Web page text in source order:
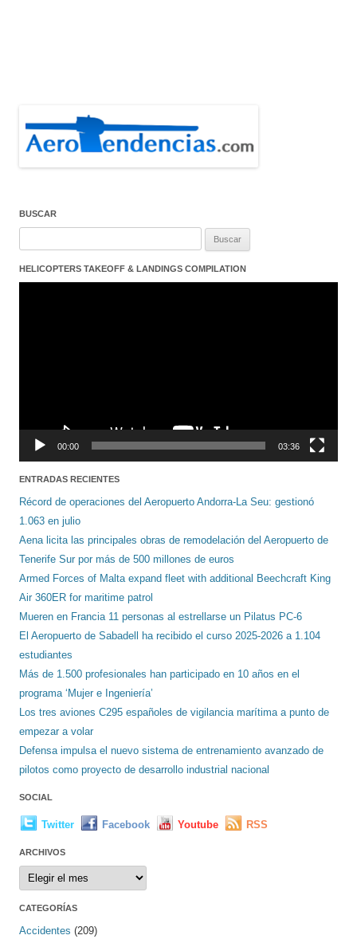
BUSCAR
HELICOPTERS TAKEOFF & LANDINGS COMPILATION
00:00 03:36
ENTRADAS RECIENTES
Récord de operaciones del Aeropuerto Andorra-La Seu: gestionó
1.063 en julio
Aena licita las principales obras de remodelación del Aeropuerto de
Tenerife Sur por más de 500 millones de euros
Armed Forces of Malta expand fleet with additional Beechcraft King
Air 360ER for maritime patrol
Mueren en Francia 11 personas al estrellarse un Pilatus PC-6
El Aeropuerto de Sabadell ha recibido el curso 2025-2026 a 1.104
estudiantes
Más de 1.500 profesionales han participado en 10 años en el
programa ‘Mujer e Ingeniería’
Los tres aviones C295 españoles de vigilancia marítima a punto de
empezar a volar
Defensa impulsa el nuevo sistema de entrenamiento avanzado de
pilotos como proyecto de desarrollo industrial nacional
SOCIAL
Twitter Facebook Youtube RSS
ARCHIVOS
Archivos
CATEGORÍAS
Accidentes (209)